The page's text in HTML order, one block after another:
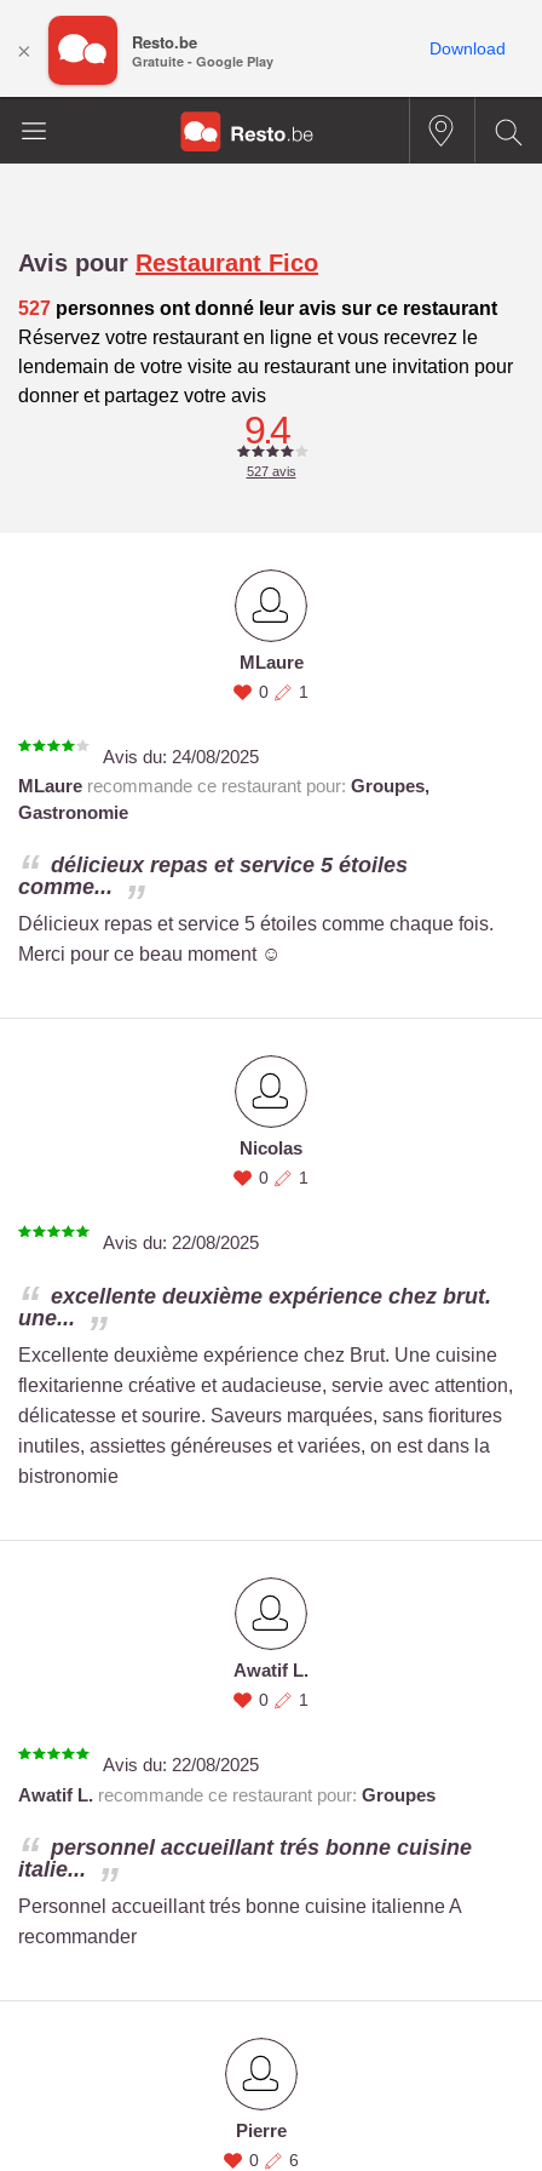
Avis pour Restaurant Fico
527 personnes ont donné leur avis sur ce restaurant
Réservez votre restaurant en ligne et vous recevrez le
lendemain de votre visite au restaurant une invitation pour
donner et partagez votre avis
9.4
527avis
MLaure
0 1
Avis du: 24/08/2025
MLaure recommande ce restaurant pour: Groupes,
Gastronomie
délicieux repas et service 5 étoiles
comme...
Délicieux repas et service 5 étoiles comme chaque fois.
Merci pour ce beau moment ☺️
Nicolas
0 1
Avis du: 22/08/2025
excellente deuxième expérience chez brut.
une...
Excellente deuxième expérience chez Brut. Une cuisine
flexitarienne créative et audacieuse, servie avec attention,
délicatesse et sourire. Saveurs marquées, sans fioritures
inutiles, assiettes généreuses et variées, on est dans la
bistronomie
Awatif L.
0 1
Avis du: 22/08/2025
Awatif L. recommande ce restaurant pour: Groupes
personnel accueillant trés bonne cuisine
italie...
Personnel accueillant trés bonne cuisine italienne A
recommander
Pierre
0 6
× Resto.be
Gratuite - Google Play
Download